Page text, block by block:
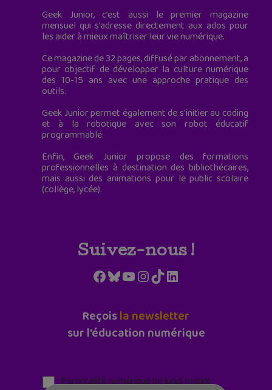
Geek Junior, c’est aussi le premier magazine
mensuel qui s’adresse directement aux ados pour
les aider à mieux maîtriser leur vie numérique.
Ce magazine de 32 pages, diffusé par abonnement, a
pour objectif de développer la culture numérique
des 10-15 ans avec une approche pratique des
outils.
Geek Junior permet également de s'initier au coding
et à la robotique avec son robot éducatif
programmable.
Enfin, Geek Junior propose des formations
professionnelles à destination des bibliothécaires,
mais aussi des animations pour le public scolaire
(collège, lycée).
Suivez-nous !
Facebook
Bluesky
YouTube
Instagram
TikTokLinkedIn
Reçoisla newsletter
sur l'éducation numérique
Parentalité numérique (le lundi matin)